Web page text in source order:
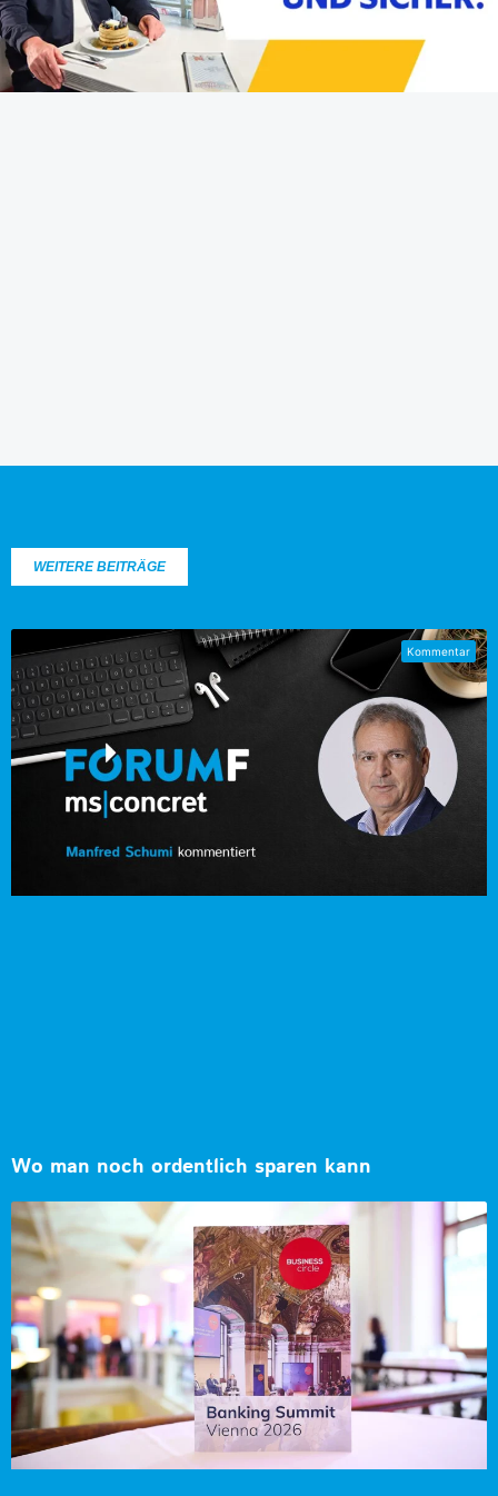
WEITERE BEITRÄGE
Wo man noch ordentlich sparen kann